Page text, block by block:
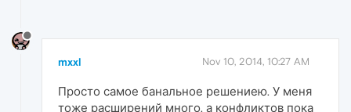
mxxl Nov 10, 2014, 10:27 AM
Просто самое банальное решениею. У меня
тоже расширений много, а конфликтов пока